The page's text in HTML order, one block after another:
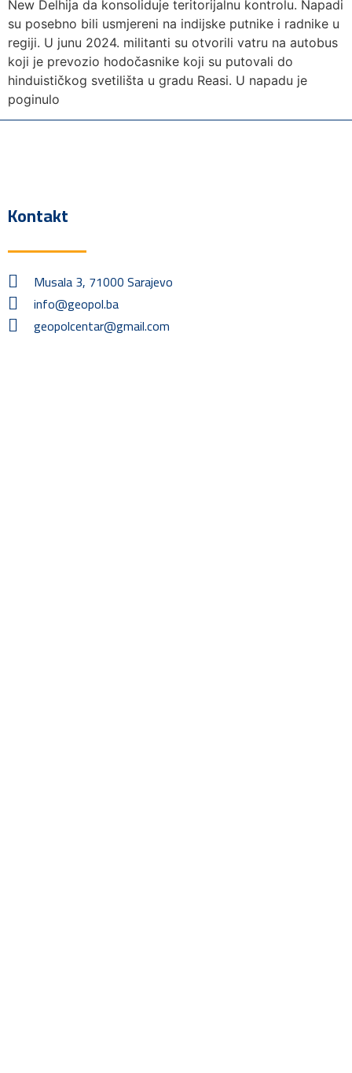
New Delhija da konsoliduje teritorijalnu kontrolu. Napadi
su posebno bili usmjereni na indijske putnike i radnike u
regiji. U junu 2024. militanti su otvorili vatru na autobus
koji je prevozio hodočasnike koji su putovali do
hinduističkog svetilišta u gradu Reasi. U napadu je
poginulo
Kontakt
Musala 3, 71000 Sarajevo
info@geopol.ba
geopolcentar@gmail.com